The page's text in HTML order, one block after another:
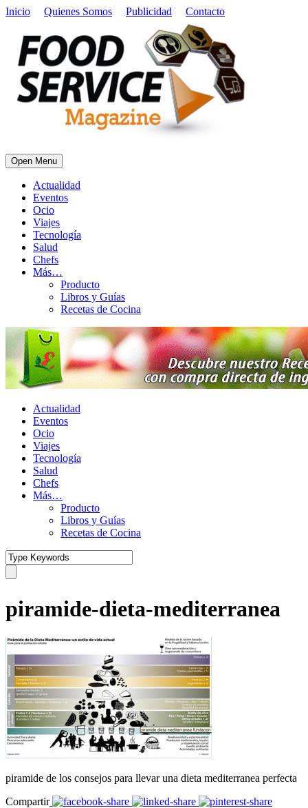
Inicio Quienes Somos Publicidad Contacto
Open Menu
Actualidad
Eventos
Ocio
Viajes
Tecnología
Salud
Chefs
Más…
Producto
Libros y Guías
Recetas de Cocina
Actualidad
Eventos
Ocio
Viajes
Tecnología
Salud
Chefs
Más…
Producto
Libros y Guías
Recetas de Cocina
piramide-dieta-mediterranea
piramide de los consejos para llevar una dieta mediterranea perfecta
Compartir